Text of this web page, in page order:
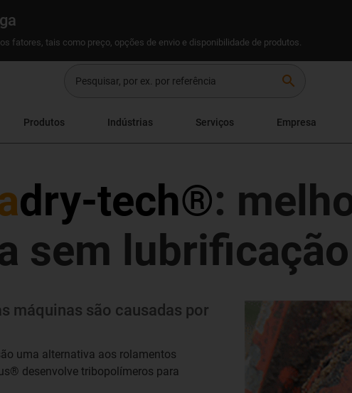
fatores, tais como preço, opções de envio e disponibilidade de produtos.
search
Produtos Indústrias Serviços Empresa
dry-tech®:
sem lubrificação
máquinas são causadas por
uma alternativa aos rolamentos
desenvolve tribopolímeros para